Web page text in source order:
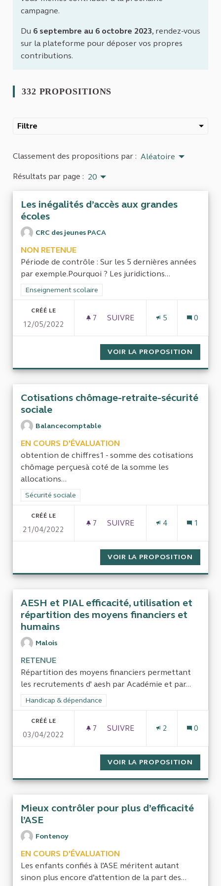
campagne.
Du 6 septembre au 6 octobre 2023, rendez-vous
sur la plateforme pour déposer vos propres
contributions.
332 PROPOSITIONS
Filtre
Classement des propositions par : Aléatoire
Résultats par page : 20
Les inégalités d’accès aux grandes
écoles
CRC des jeunes PACA
NON RETENUE
Période de contrôle : Sur les 5 dernières années
par exemple.Pourquoi ? Les juridictions...
Filtrer les résultats de la catégorie : Enseignement scolaire
Enseignement scolaire
CRÉÉ LE
12/05/2022
7 7 ABONNÉS
SUIVRE
5 0
VOIR LA PROPOSITION
Cotisations chômage-retraite-sécurité
sociale
Balancecomptable
EN COURS D'ÉVALUATION
obtention de chiffres1 - somme des cotisations
chômage perçuesà coté de la somme les
allocations...
Filtrer les résultats de la catégorie : Sécurité sociale
Sécurité sociale
CRÉÉ LE
21/04/2022
7 7 ABONNÉS
SUIVRE
4 1
VOIR LA PROPOSITION
AESH et PIAL efficacité, utilisation et
répartition des moyens financiers et
humains
Malois
RETENUE
Répartition des moyens financiers permettant
les recrutements d' aesh par Académie et par...
Filtrer les résultats de la catégorie : Handicap & dépendance
Handicap & dépendance
CRÉÉ LE
03/04/2022
7 7 ABONNÉS
SUIVRE
2 0
VOIR LA PROPOSITION
Mieux contrôler pour plus d’efficacité
l’ASE
Fontenoy
EN COURS D'ÉVALUATION
Les enfants confiés à l’ASE méritent autant
sinon plus encore d’attention de la part des...